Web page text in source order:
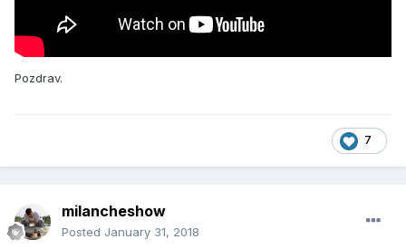
Pozdrav.
7
milancheshow
Posted January 31, 2018